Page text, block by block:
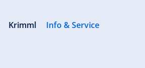
Krimml Info & Service